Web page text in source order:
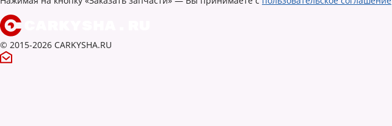
© 2015-2026 CARKYSHA.RU